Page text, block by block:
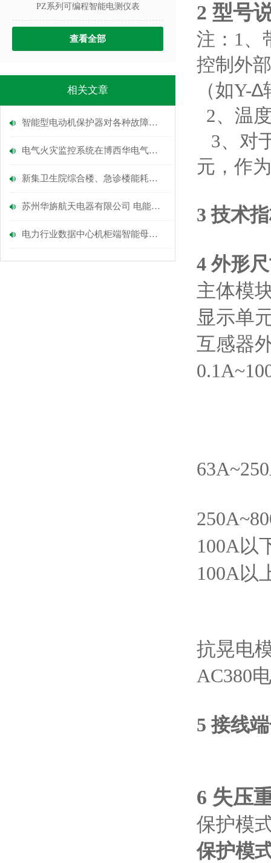
PZ系列可编程智能电测仪表
查看全部
相关文章
智能型电动机保护器对各种故障情况均能达到理想的保护
电气火灾监控系统在博西华电气二期家电中心库项目的应用
新集卫生院综合楼、急诊楼能耗监测系统的设计与应用
苏州华旃航天电器有限公司 电能管理系统的设计及应用
电力行业数据中心机柜端智能母线槽配电方案
2 型号
注：1、
控制外
（如Y-∆
2、温
3、对
元，作
3 技术
4 外形
主体模
显示单
互感器
100A以
100A以
抗晃电
AC380
5 接线
6 失压
保护模
保护模